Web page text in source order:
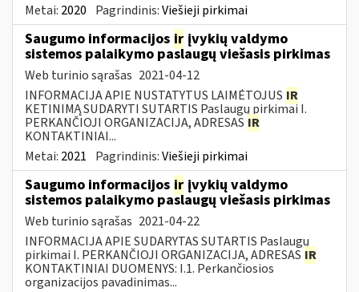
Metai: 2020 Pagrindinis:Viešieji pirkimai
Saugumo informacijos ir įvykių valdymo
sistemos palaikymo paslaugų viešasis pirkimas
Web turinio sąrašas 2021-04-12
INFORMACIJA APIE NUSTATYTUS LAIMĖTOJUS IR
KETINIMĄ SUDARYTI SUTARTIS Paslaugų pirkimai I.
PERKANČIOJI ORGANIZACIJA, ADRESAS IR
KONTAKTINIAI...
Metai: 2021 Pagrindinis:Viešieji pirkimai
Saugumo informacijos ir įvykių valdymo
sistemos palaikymo paslaugų viešasis pirkimas
Web turinio sąrašas 2021-04-22
INFORMACIJA APIE SUDARYTAS SUTARTIS Paslaugų
pirkimai I. PERKANČIOJI ORGANIZACIJA, ADRESAS IR
KONTAKTINIAI DUOMENYS: I.1. Perkančiosios
organizacijos pavadinimas...